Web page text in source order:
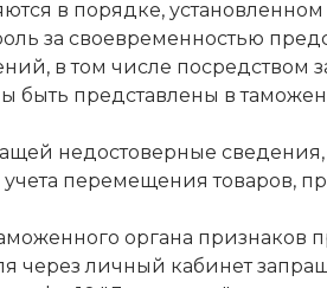
в порядке,
за своевременностью
в том числе посредством
представлены в
недостоверные
перемещения товаров,
органа признаков
через личный кабинет